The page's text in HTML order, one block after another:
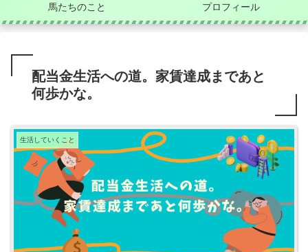
馬たちのこと プロフィール
配当金生活への道。家賃達成まであと
何歩かな。
生活していくこと